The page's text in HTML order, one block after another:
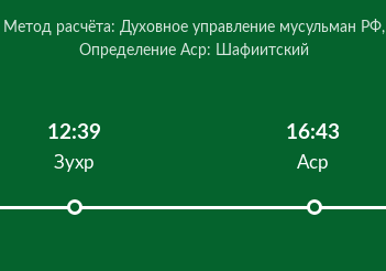
Метод расчёта: Духовное управление мусульман РФ,
Определение Аср: Шафиитский
12:39
Зухр
16:43
Аср